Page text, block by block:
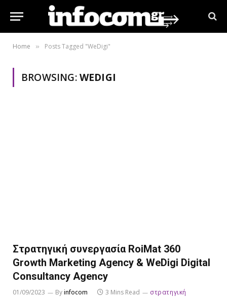
Home » Posts Tagged "WeDigi"
BROWSING:WEDIGI
Στρατηγική συνεργασία RoiMat 360
Growth Marketing Agency & WeDigi Digital
Consultancy Agency
01/09/2023 Byinfocom 3 Mins Read στρατηγική